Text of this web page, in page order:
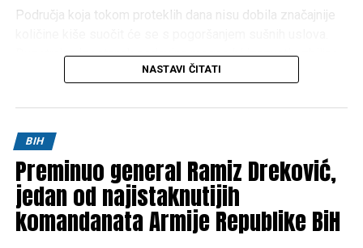
Područja koja tokom proteklih dana nisu dobila značajnije
Dugotrajan izostanak padavina mogao bi izazvati ozbiljne
posljedice za poljoprivredu, vodotokove i povećati rizik od
će doći do promjene vremena. Prema trenutnim
prognostičkim modelima, toplotni talas će potrajati
najmanje do oko10. augusta, ali je riječ o periodu koji je
još uvijek dovoljno udaljen da bi prognoze bile potpuno
pouzdane.
NASTAVI ČITATI
BIH
Preminuo general Ramiz Dreković,
jedan od najistaknutijih
komandanata Armije Republike BiH